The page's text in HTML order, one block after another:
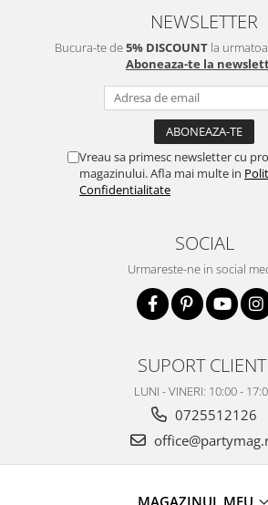
NEWSLETTER
Bucura-te de5% DISCOUNT la
Aboneaza-te la
Vreau sa primesc newsletter cu
magazinului. Afla mai multe in
Confidentialitate
SOCIAL
Urmareste-ne in social
SUPORT CLIENTI
LUNI - VINERI: 10:00 -
0725512126